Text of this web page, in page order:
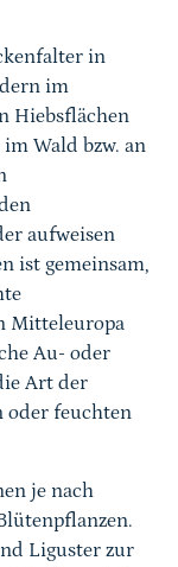
in
im
Hiebsflächen
Wald bzw. an
aufweisen
ist gemeinsam,
Mitteleuropa
Au- oder
Art der
oder feuchten
je nach
Liguster zur